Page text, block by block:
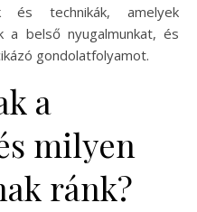
és technikák, amelyek
a belső nyugalmunkat, és
gondolatfolyamot.
a
milyen
ránk?